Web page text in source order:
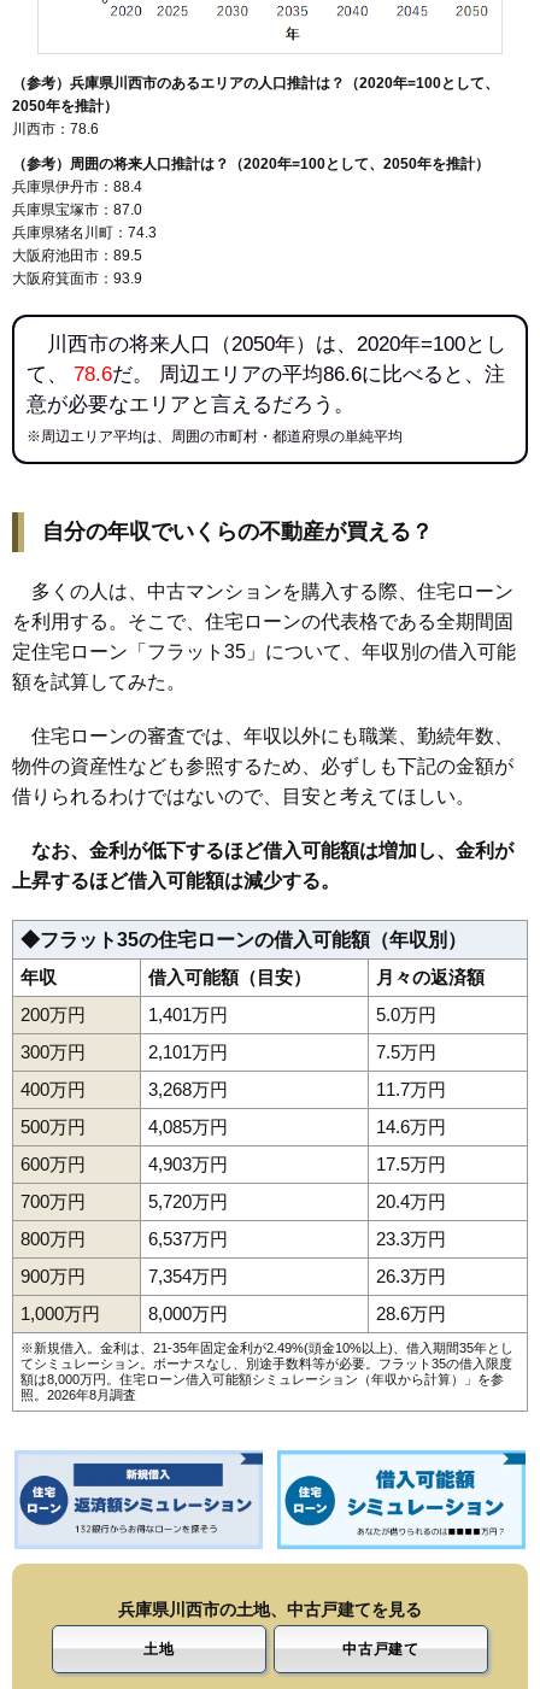
（参考）兵庫県川西市のあるエリアの人口推計は？（2020年=100として、
2050年を推計）
川西市：78.6
（参考）周囲の将来人口推計は？（2020年=100として、2050年を推計）
兵庫県伊丹市：88.4
兵庫県宝塚市：87.0
兵庫県猪名川町：74.3
大阪府池田市：89.5
大阪府箕面市：93.9
川西市の将来人口（2050年）は、2020年=100とし
て、 78.6だ。 周辺エリアの平均86.6に比べると、注
意が必要なエリアと言えるだろう。
※周辺エリア平均は、周囲の市町村・都道府県の単純平均
自分の年収でいくらの不動産が買える？
多くの人は、中古マンションを購入する際、住宅ローン
を利用する。そこで、住宅ローンの代表格である全期間固
定住宅ローン「フラット35」について、年収別の借入可能
額を試算してみた。
住宅ローンの審査では、年収以外にも職業、勤続年数、
物件の資産性なども参照するため、必ずしも下記の金額が
借りられるわけではないので、目安と考えてほしい。
なお、金利が低下するほど借入可能額は増加し、金利が
上昇するほど借入可能額は減少する。
◆フラット35の住宅ローンの借入可能額（年収別）
年収
借入可能額（目安）
月々の返済額
200万円
1,401万円
5.0万円
300万円
2,101万円
7.5万円
400万円
3,268万円
11.7万円
500万円
4,085万円
14.6万円
600万円
4,903万円
17.5万円
700万円
5,720万円
20.4万円
800万円
6,537万円
23.3万円
900万円
7,354万円
26.3万円
1,000万円
8,000万円 28.6万円
※新規借入。金利は、21-35年固定金利が2.49%(頭金10%以上)、借入期間35年とし
てシミュレーション。ボーナスなし、別途手数料等が必要。フラット35の借入限度
額は8,000万円。 住宅ローン借入可能額シミュレーション（年収から計算）
」を参
照。2026年8月調査
兵庫県川西市の土地、中古戸建てを見る
土地 中古戸建て